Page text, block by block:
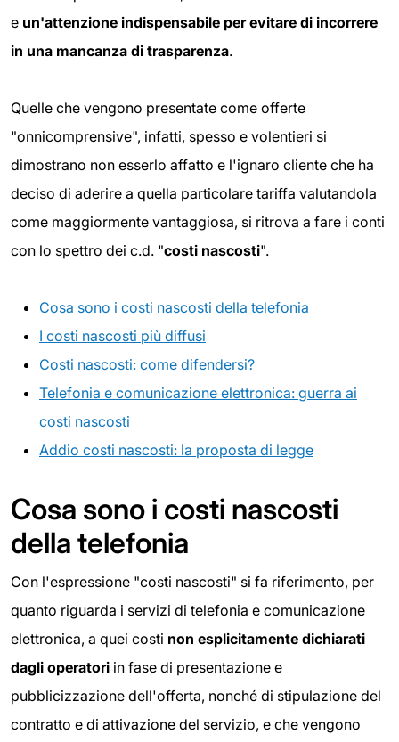
e un'attenzione indispensabile per evitare di incorrere
in una mancanza di trasparenza.
Quelle che vengono presentate come offerte
"onnicomprensive", infatti, spesso e volentieri si
dimostrano non esserlo affatto e l'ignaro cliente che ha
deciso di aderire a quella particolare tariffa valutandola
come maggiormente vantaggiosa, si ritrova a fare i conti
con lo spettro dei c.d. "costi nascosti".
Cosa sono i costi nascosti della telefonia
I costi nascosti più diffusi
Costi nascosti: come difendersi?
Telefonia e comunicazione elettronica: guerra ai
costi nascosti
Addio costi nascosti: la proposta di legge
Cosa sono i costi nascosti
della telefonia
Con l'espressione "costi nascosti" si fa riferimento, per
quanto riguarda i servizi di telefonia e comunicazione
elettronica, a quei costi non esplicitamente dichiarati
dagli operatori in fase di presentazione e
pubblicizzazione dell'offerta, nonché di stipulazione del
contratto e di attivazione del servizio, e che vengono